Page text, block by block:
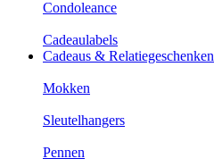
Condoleance
Cadeaulabels
Cadeaus & Relatiegeschenken
Mokken
Sleutelhangers
Pennen